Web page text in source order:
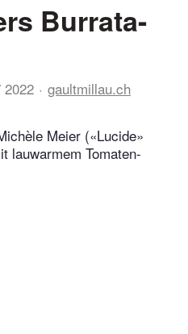
Burrata-
2022 gaultmillau.ch
Meier («Lucide»
lauwarmem Tomaten-